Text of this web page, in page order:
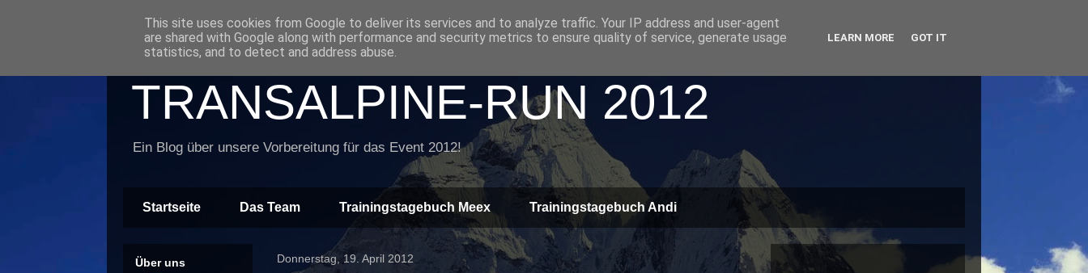
TRANSALPINE-RUN 2012
Ein Blog über unsere Vorbereitung für das Event 2012!
Startseite Das Team Trainingstagebuch Meex Trainingstagebuch Andi
Donnerstag, 19. April 2012
Über uns
This site uses cookies from Google to deliver its services and to analyze traffic. Your IP address and user-agent
are shared with Google along with performance and security metrics to ensure quality of service, generate usage
statistics, and to detect and address abuse.
LEARN MORE GOT IT